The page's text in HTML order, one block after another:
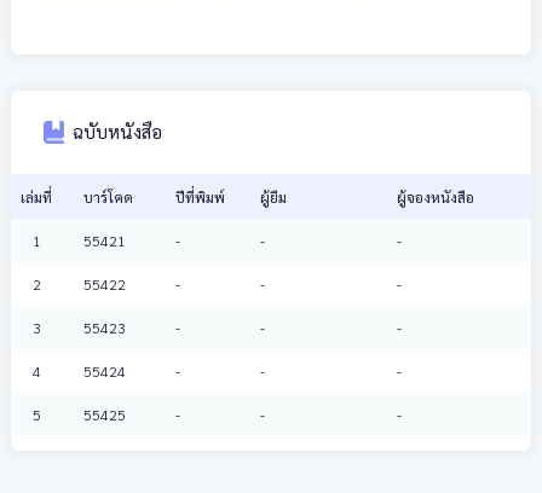
ฉบับหนังสือ
เล่มที่ บาร์โคด ปีที่พิมพ์ ผู้ยืม ผู้จองหนังสือ
1 55421 - - -
2 55422 - - -
3 55423 - - -
4 55424 - - -
5 55425 - - -